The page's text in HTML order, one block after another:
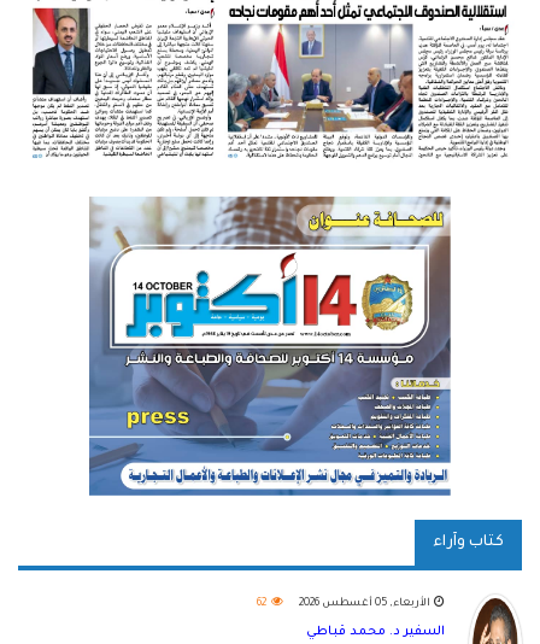
كتاب وآراء
الأربعاء, 05 أغسطس 2026 62
السفير د. محمد قباطي